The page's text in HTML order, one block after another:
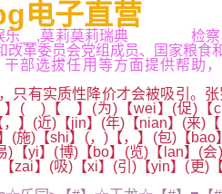
电子直营
乐__,莫莉莫莉瑞典 检察
革委员会党组成员、国家粮
部选拔任用等方面提供帮助
质性降价才会被吸引。张
【 】(为)【wei】(促)【cu
】(近)【jin】(年)【nian】(来
施)【shi】(，)【，】(包)【
yi】(博)【bo】(览)【lan】(
zai】(吸)【xi】(引)【yin】(更